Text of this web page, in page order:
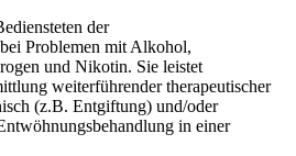
der
Problemen mit Alkohol,
und Nikotin. Sie leistet
weiterführender therapeutischer
(z.B. Entgiftung) und/oder
in einer